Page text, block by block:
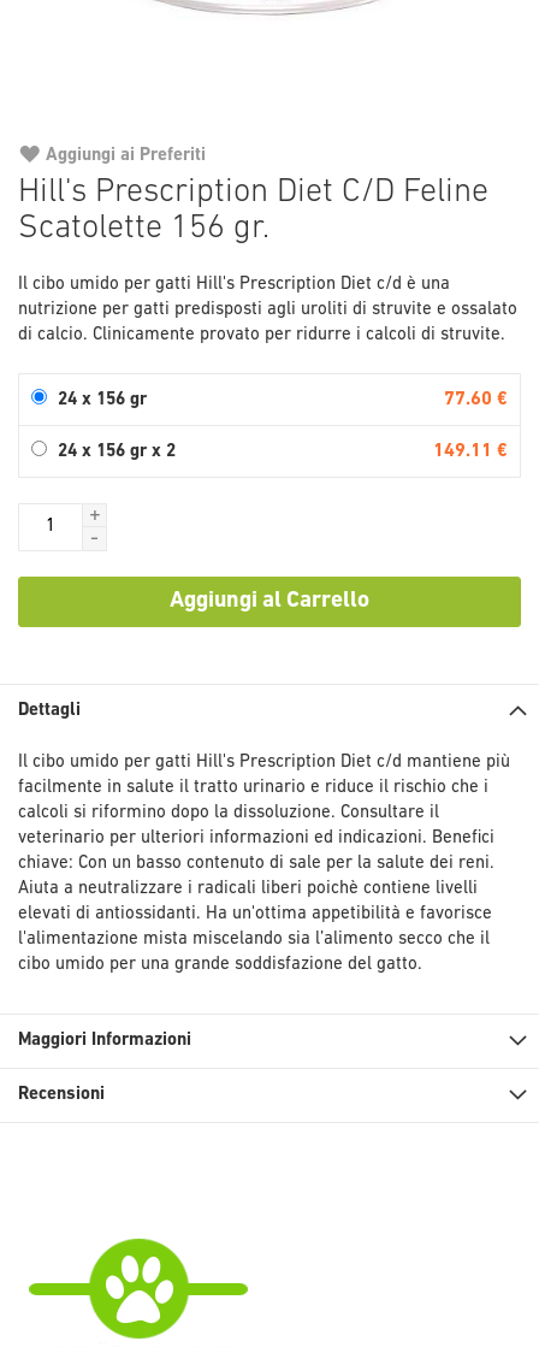
Hill's Prescription Diet C/D Feline
Scatolette 156 gr.
Il cibo umido per gatti Hill's Prescription Diet c/d è una
nutrizione per gatti predisposti agli uroliti di struvite e ossalato
di calcio. Clinicamente provato per ridurre i calcoli di struvite.
24 x 156 gr 77.60 €
24 x 156 gr x 2 149.11 €
+
-
Aggiungi al Carrello
Aggiungi ai Preferiti
all'inizio
della
galleria
di
immagini
Dettagli
Il cibo umido per gatti Hill's Prescription Diet c/d mantiene più
facilmente in salute il tratto urinario e riduce il rischio che i
calcoli si riformino dopo la dissoluzione. Consultare il
veterinario per ulteriori informazioni ed indicazioni. Benefici
chiave: Con un basso contenuto di sale per la salute dei reni.
Aiuta a neutralizzare i radicali liberi poichè contiene livelli
elevati di antiossidanti. Ha un'ottima appetibilità e favorisce
l'alimentazione mista miscelando sia l’alimento secco che il
cibo umido per una grande soddisfazione del gatto.
Maggiori Informazioni
Recensioni